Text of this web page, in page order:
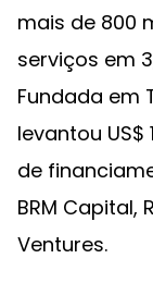
mais de 800
serviços em
Fundada em
levantou US$
de
BRM Capital,
Ventures.